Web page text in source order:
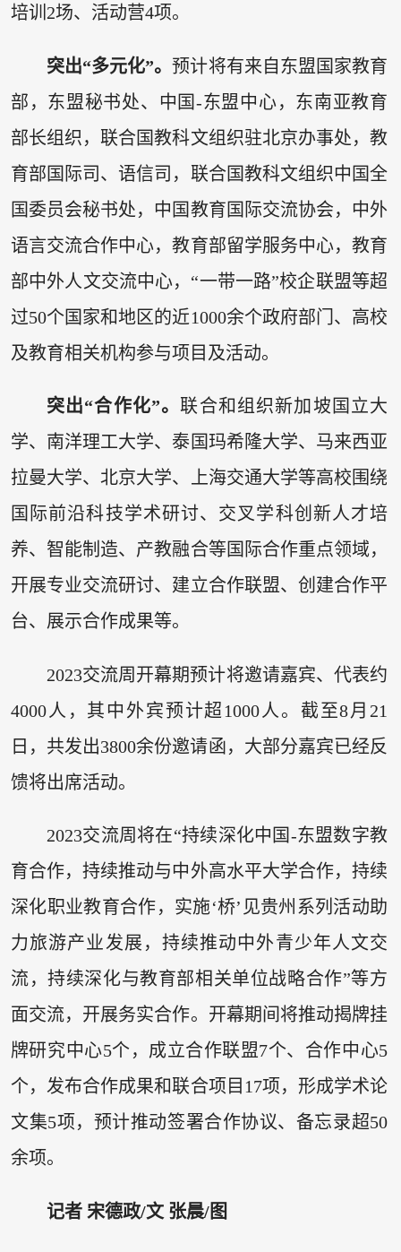
培训2场、活动营4项。
突出“多元化”。预计将有来自东盟国家教育
部，东盟秘书处、中国-东盟中心，东南亚教育
部长组织，联合国教科文组织驻北京办事处，教
育部国际司、语信司，联合国教科文组织中国全
国委员会秘书处，中国教育国际交流协会，中外
语言交流合作中心，教育部留学服务中心，教育
部中外人文交流中心，“一带一路”校企联盟等超
过50个国家和地区的近1000余个政府部门、高校
及教育相关机构参与项目及活动。
突出“合作化”。联合和组织新加坡国立大
学、南洋理工大学、泰国玛希隆大学、马来西亚
拉曼大学、北京大学、上海交通大学等高校围绕
国际前沿科技学术研讨、交叉学科创新人才培
养、智能制造、产教融合等国际合作重点领域，
开展专业交流研讨、建立合作联盟、创建合作平
台、展示合作成果等。
2023交流周开幕期预计将邀请嘉宾、代表约
4000人，其中外宾预计超1000人。截至8月21
日，共发出3800余份邀请函，大部分嘉宾已经反
馈将出席活动。
2023交流周将在“持续深化中国-东盟数字教
育合作，持续推动与中外高水平大学合作，持续
深化职业教育合作，实施‘桥’见贵州系列活动助
力旅游产业发展，持续推动中外青少年人文交
流，持续深化与教育部相关单位战略合作”等方
面交流，开展务实合作。开幕期间将推动揭牌挂
牌研究中心5个，成立合作联盟7个、合作中心5
个，发布合作成果和联合项目17项，形成学术论
文集5项，预计推动签署合作协议、备忘录超50
余项。
记者 宋德政/文 张晨/图